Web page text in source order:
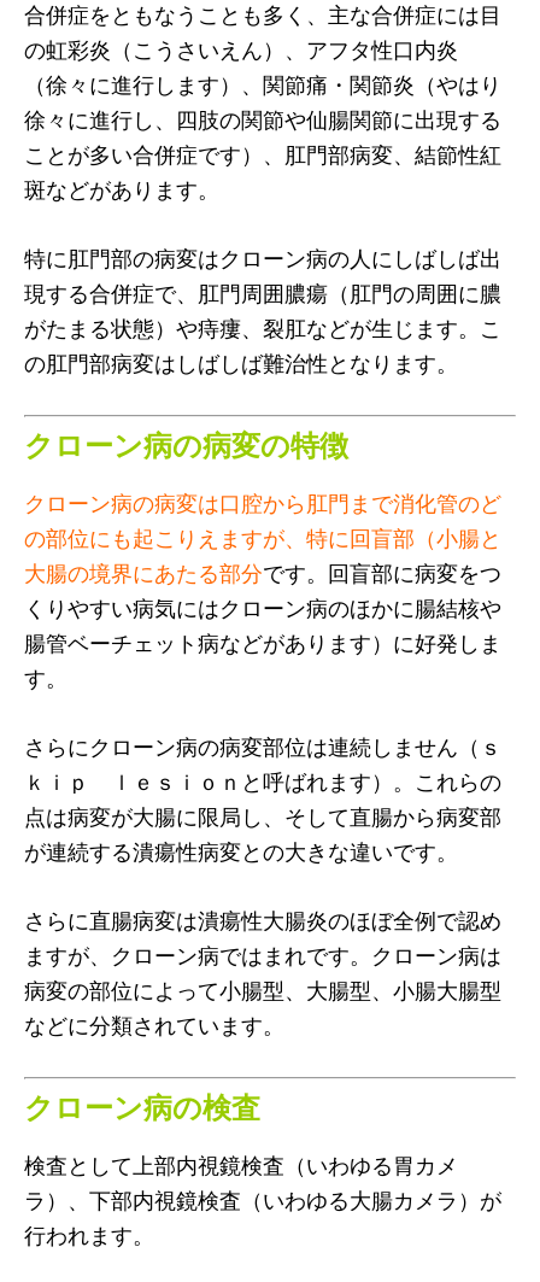
合併症をともなうことも多く、主な合併症には目
の虹彩炎（こうさいえん）、アフタ性口内炎
（徐々に進行します）、関節痛・関節炎（やはり
徐々に進行し、四肢の関節や仙腸関節に出現する
ことが多い合併症です）、肛門部病変、結節性紅
斑などがあります。
特に肛門部の病変はクローン病の人にしばしば出
現する合併症で、肛門周囲膿瘍（肛門の周囲に膿
がたまる状態）や痔瘻、裂肛などが生じます。こ
の肛門部病変はしばしば難治性となります。
クローン病の病変の特徴
クローン病の病変は口腔から肛門まで消化管のど
の部位にも起こりえますが、特に回盲部（小腸と
大腸の境界にあたる部分です。回盲部に病変をつ
くりやすい病気にはクローン病のほかに腸結核や
腸管ベーチェット病などがあります）に好発しま
す。
さらにクローン病の病変部位は連続しません（ｓ
ｋｉｐ ｌｅｓｉｏｎと呼ばれます）。これらの
点は病変が大腸に限局し、そして直腸から病変部
が連続する潰瘍性病変との大きな違いです。
さらに直腸病変は潰瘍性大腸炎のほぼ全例で認め
ますが、クローン病ではまれです。クローン病は
病変の部位によって小腸型、大腸型、小腸大腸型
などに分類されています。
クローン病の検査
検査として上部内視鏡検査（いわゆる胃カメ
ラ）、下部内視鏡検査（いわゆる大腸カメラ）が
行われます。